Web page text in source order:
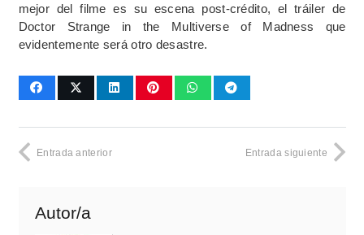
mejor del filme es su escena post-crédito, el tráiler de
Doctor Strange in the Multiverse of Madness que
evidentemente será otro desastre.
Entrada anterior Entrada siguiente
Autor/a